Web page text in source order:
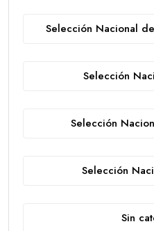
Selección Nacional
Selección
Selección
Selección
Sin